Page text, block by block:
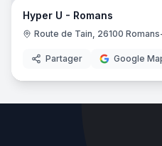
Hyper U - Romans
Route de Tain, 26100
Partager Google